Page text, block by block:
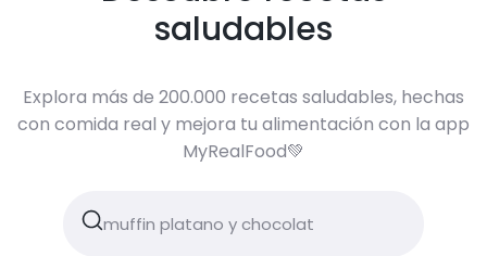
saludables
Explora más de 200.000 recetas saludables, hechas
con comida real y mejora tu alimentación con la app
MyRealFood💚